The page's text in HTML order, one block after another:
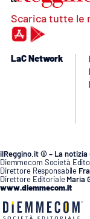
Scarica tutte le
LaC Network
ilReggino.it © – La notizia
Diemmecom Società
Direttore Responsabile
Direttore Editoriale Maria
www.diemmecom.it